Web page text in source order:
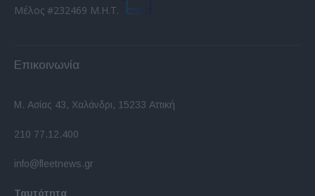
Μέλος #232469 Μ.Η.Τ.
Επικοινωνία
Μ. Ασίας 43, Χαλάνδρι, 15233 Αττική
210 77.12.400
info@fleetnews.gr
Ταυτότητα